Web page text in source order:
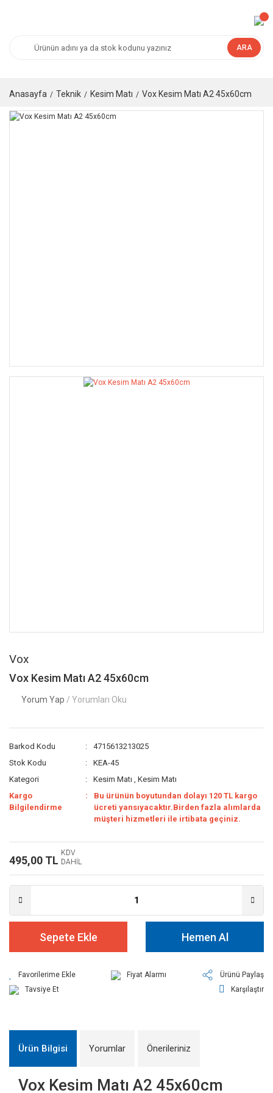
ARA
Anasayfa Teknik Kesim Matı Vox Kesim Matı A2 45x60cm
Vox
Vox Kesim Matı A2 45x60cm
Yorum Yap / Yorumları Oku
Barkod Kodu
4715613213025
Stok Kodu
KEA-45
Kategori
Kesim Matı ,Kesim Matı
Kargo
Bilgilendirme
Bu ürünün boyutundan dolayı 120 TL kargo
ücreti yansıyacaktır.Birden fazla alımlarda
müşteri hizmetleri ile irtibata geçiniz.
495,00 TL
KDV
DAHİL
Sepete Ekle Hemen Al
Fiyat Alarmı
Ürünü Paylaş
Tavsiye Et
Karşılaştır
Ürün Bilgisi Yorumlar Önerileriniz
Vox Kesim Matı A2 45x60cm